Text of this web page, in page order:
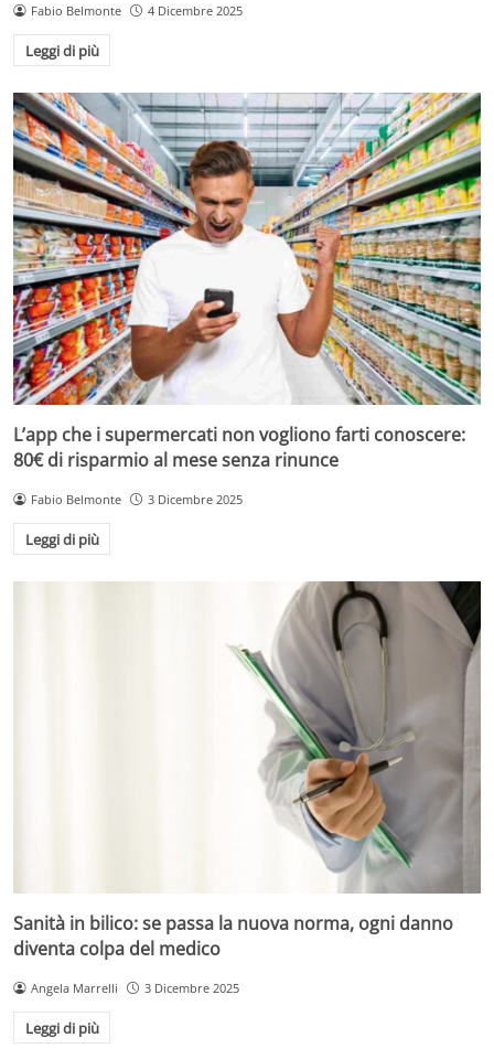
Fabio Belmonte 4 Dicembre 2025
Leggi di più
L’app che i supermercati non vogliono farti conoscere:
80€ di risparmio al mese senza rinunce
Fabio Belmonte 3 Dicembre 2025
Leggi di più
Sanità in bilico: se passa la nuova norma, ogni danno
diventa colpa del medico
Angela Marrelli 3 Dicembre 2025
Leggi di più